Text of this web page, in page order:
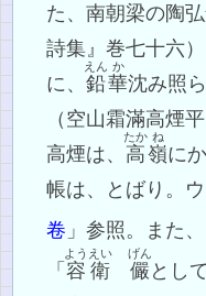
た、南朝梁の陶
詩集』巻七十六
に、鉛
えん
華
か
沈み照
（空山霜滿高煙
高煙は、 高
たか
嶺
ね
に
帳は、とばり。
卷 」参照。また
「容衛
ようえい
儼
げん
とし